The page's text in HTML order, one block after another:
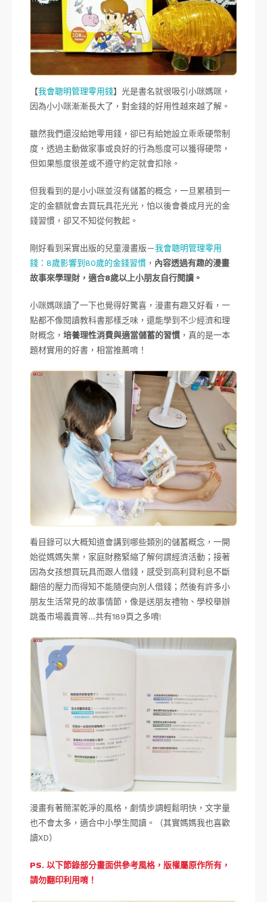
【我會聰明管理零用錢】光是書名就很吸引小咪媽咪，
因為小小咪漸漸長大了，對金錢的好用性越來越了解。
雖然我們還沒給她零用錢，卻已有給她設立乖乖硬幣制
度，透過主動做家事或良好的行為態度可以獲得硬幣，
但如果態度很差或不遵守約定就會扣除。
但我看到的是小小咪並沒有儲蓄的概念，一旦累積到一
定的金額就會去買玩具花光光，怕以後會養成月光的金
錢習慣，卻又不知從何教起。
剛好看到采實出版的兒童漫畫版－我會聰明管理零用
錢：8歲影響到80歲的金錢習慣 ， 內容透過有趣的漫畫
故事來學理財，適合8歲以上小朋友自行閱讀。
小咪媽咪讀了一下也覺得好驚喜，漫畫有趣又好看，一
點都不像閱讀教科書那樣乏味，還能學到不少經濟和理
財概念， 培養理性消費與適當儲蓄的習慣 ，真的是一本
題材實用的好書，相當推薦唷！
看目錄可以大概知道會講到哪些類別的儲蓄概念，一開
始從媽媽失業，家庭財務緊縮了解何謂經濟活動；接著
因為女孩想買玩具而跟人借錢，感受到高利貸利息不斷
翻倍的壓力而得知不能隨便向別人借錢；然後有許多小
朋友生活常見的故事情節，像是送朋友禮物、學校舉辦
跳蚤市場義賣等…共有189頁之多唷!
漫畫有著簡潔乾淨的風格，劇情步調輕鬆明快，文字量
也不會太多，適合中小學生閱讀。（其實媽媽我也喜歡
讀XD）
PS. 以下節錄部分畫面供參考風格，版權屬原作所有，
請勿翻印利用唷！